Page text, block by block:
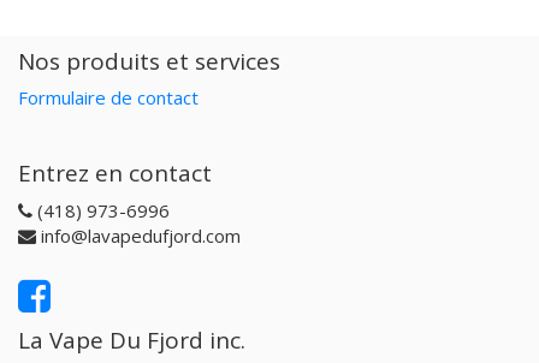
Nos produits et services
Formulaire de contact
Entrez en contact
(418) 973-6996
info@lavapedufjord.com
La Vape Du Fjord inc.